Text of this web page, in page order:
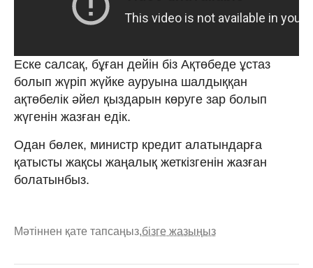
Еске салсақ, бұған дейін біз Ақтөбеде ұстаз
болып жүріп жүйке ауруына шалдыққан
ақтөбелік әйел қыздарын көруге зар болып
жүгенін жазған едік.
Одан бөлек, министр кредит алатындарға
қатысты жақсы жаңалық жеткізгенін жазған
болатынбыз.
Мәтіннен қате тапсаңыз,бізге жазыңыз